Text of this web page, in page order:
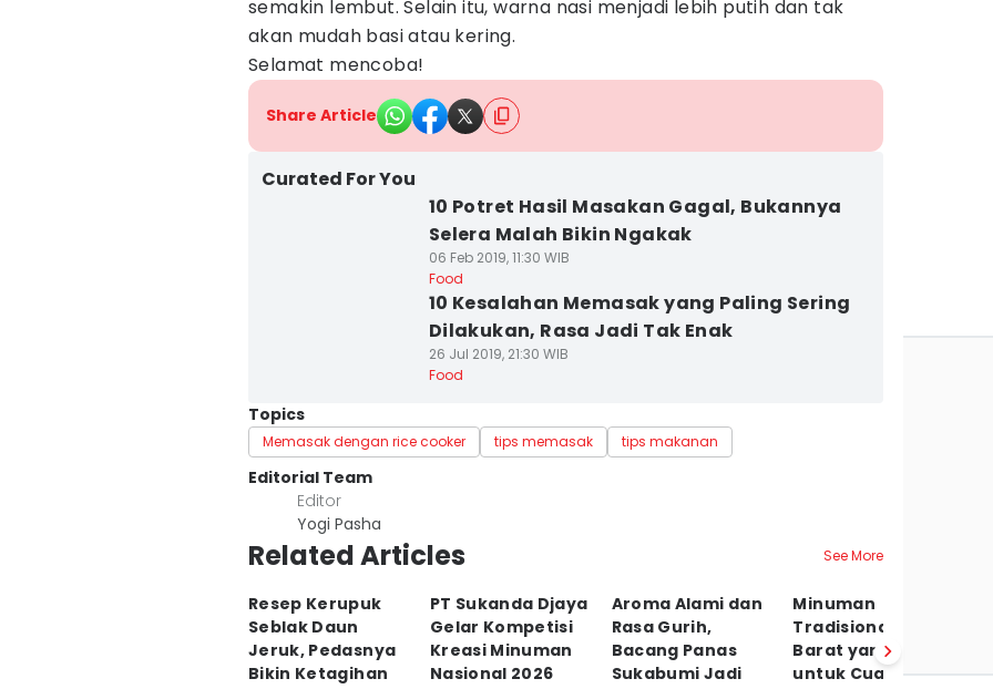
semakin lembut. Selain itu, warna nasi menjadi lebih putih dan tak
akan mudah basi atau kering.
Selamat mencoba!
Share Article
Curated For You
10 Potret Hasil Masakan Gagal, Bukannya
Selera Malah Bikin Ngakak
06 Feb 2019, 11:30 WIB
Food
10 Kesalahan Memasak yang Paling Sering
Dilakukan, Rasa Jadi Tak Enak
26 Jul 2019, 21:30 WIB
Food
Topics
Memasak dengan rice cooker tips memasak tips makanan
Editorial Team
Editor
Yogi Pasha
Related Articles See More
Resep Kerupuk
Seblak Daun
Jeruk, Pedasnya
Bikin Ketagihan
PT Sukanda Djaya
Gelar Kompetisi
Kreasi Minuman
Nasional 2026
Aroma Alami dan
Rasa Gurih,
Bacang Panas
Sukabumi Jadi
Minuman
Tradisional Jawa
Barat yang Cocok
untuk Cuaca